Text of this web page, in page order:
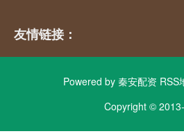
友情链接：
Powered by 秦安配资 RSS
Copyright ©